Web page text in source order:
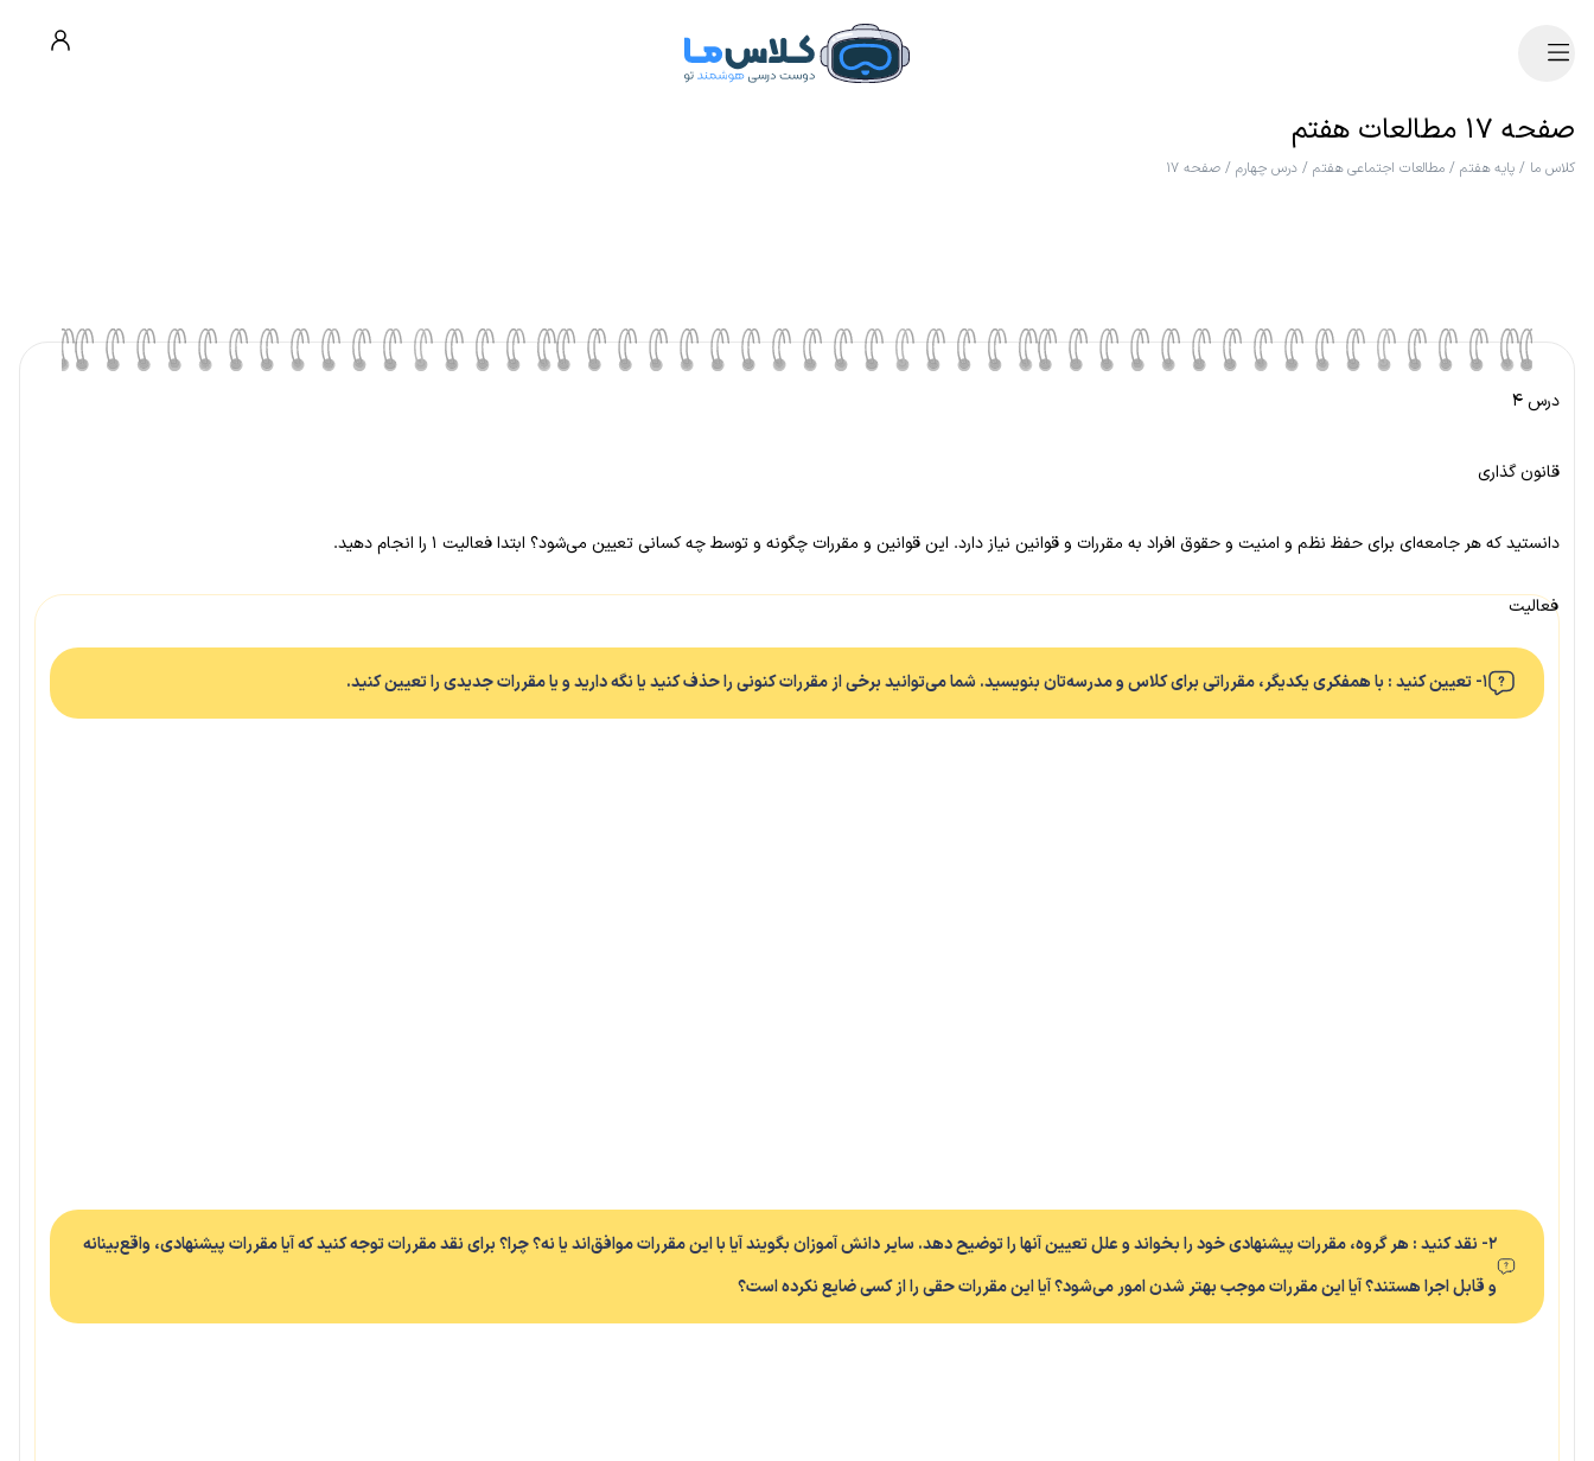
صفحه ۱۷ مطالعات هفتم
کلاس ما / پایه هفتم / مطالعات اجتماعی هفتم / درس چهارم / صفحه ۱۷
درس ۴
قانون گذاری
دانستید که هر جامعه‌ای برای حفظ نظم و امنیت و حقوق افراد به مقررات و قوانین نیاز دارد. این قوانین و مقررات چگونه و توسط چه کسانی تعیین می‌شود؟ ابتدا فعالیت ۱ را انجام دهید.
فعالیت
۱- تعیین کنید : با همفکری یکدیگر، مقرراتی برای کلاس و مدرسه‌تان بنویسید. شما می‌توانید برخی از مقررات کنونی را حذف کنید یا نگه دارید و یا مقررات جدیدی را تعیین کنید.
۲- نقد کنید : هر گروه، مقررات پیشنهادی خود را بخواند و علل تعیین آنها را توضیح دهد. سایر دانش آموزان بگویند آیا با این مقررات موافق‌اند یا نه؟ چرا؟ برای نقد مقررات توجه کنید که آیا مقررات پیشنهادی، واقع‌بینانه
و قابل اجرا هستند؟ آیا این مقررات موجب بهتر شدن امور می‌شود؟ آیا این مقررات حقی را از کسی ضایع نکرده است؟